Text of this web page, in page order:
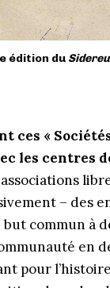
édition du
ces «
les centres
associations
– des
commun à
en
pour